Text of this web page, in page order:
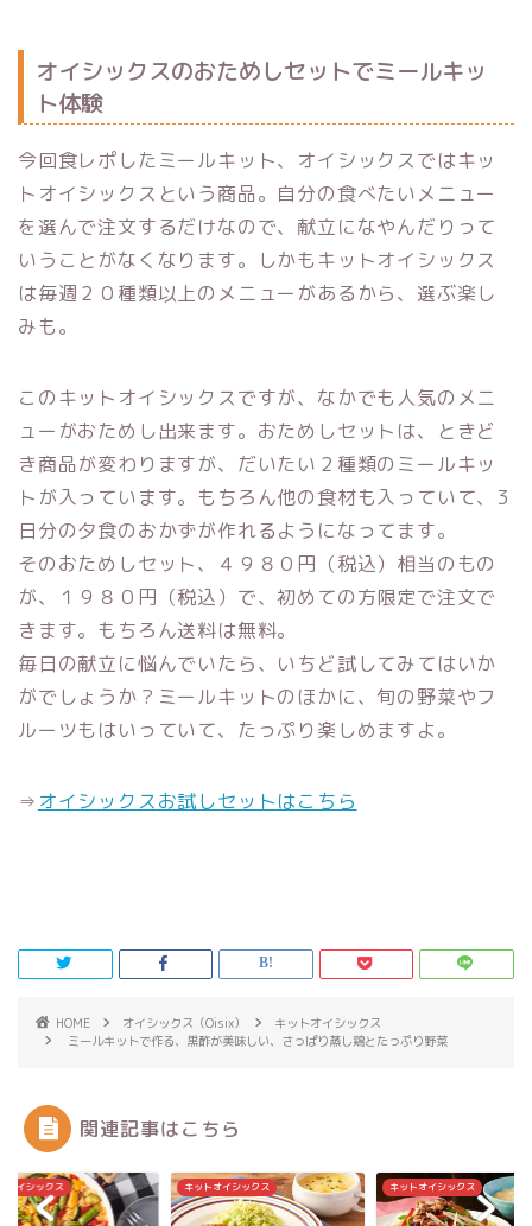
オイシックスのおためしセットでミールキッ
ト体験
今回食レポしたミールキット、オイシックスではキッ
トオイシックスという商品。自分の食べたいメニュー
を選んで注文するだけなので、献立になやんだりって
いうことがなくなります。しかもキットオイシックス
は毎週２０種類以上のメニューがあるから、選ぶ楽し
みも。
このキットオイシックスですが、なかでも人気のメニ
ューがおためし出来ます。おためしセットは、ときど
き商品が変わりますが、だいたい２種類のミールキッ
トが入っています。もちろん他の食材も入っていて、3
日分の夕食のおかずが作れるようになってます。
そのおためしセット、４９８０円（税込）相当のもの
が、１９８０円（税込）で、初めての方限定で注文で
きます。もちろん送料は無料。
毎日の献立に悩んでいたら、いちど試してみてはいか
がでしょうか？ミールキットのほかに、旬の野菜やフ
ルーツもはいっていて、たっぷり楽しめますよ。
⇒ オイシックスお試しセットはこちら
HOME オイシックス（Oisix）
キットオイシックス
ミールキットで作る、黒酢が美味しい、さっぱり蒸し鶏とたっぷり野菜
関連記事はこちら
オイシックス キットオイシックス キットオイシックス